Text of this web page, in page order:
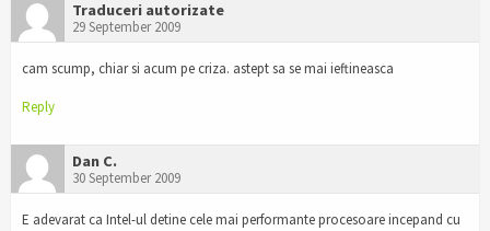
Traduceri autorizate
29 September 2009
cam scump, chiar si acum pe criza. astept sa se mai ieftineasca
Reply
Dan C.
30 September 2009
E adevarat ca Intel-ul detine cele mai performante procesoare incepand cu